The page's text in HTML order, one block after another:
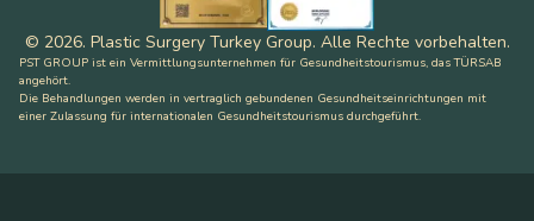
© 2026. Plastic Surgery Turkey Group. Alle Rechte vorbehalten.
PST GROUP ist ein Vermittlungsunternehmen für Gesundheitstourismus, das TÜRSAB
angehört.
Die Behandlungen werden in vertraglich gebundenen Gesundheitseinrichtungen mit
einer Zulassung für internationalen Gesundheitstourismus durchgeführt.